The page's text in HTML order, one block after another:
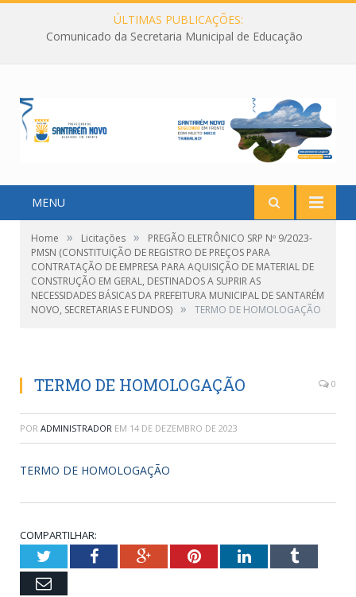
ÚLTIMAS PUBLICAÇÕES:
Comunicado da Secretaria Municipal de Educação
MENU
Home » Licitações »
PREGÃO ELETRÔNICO SRP Nº 9/2023-
PMSN (CONSTITUIÇÃO DE REGISTRO DE PREÇOS PARA
CONTRATAÇÃO DE EMPRESA PARA AQUISIÇÃO DE MATERIAL DE
CONSTRUÇÃO EM GERAL, DESTINADOS A SUPRIR AS
NECESSIDADES BÁSICAS DA PREFEITURA MUNICIPAL DE SANTARÉM
NOVO, SECRETARIAS E FUNDOS) » TERMO DE HOMOLOGAÇÃO
TERMO DE HOMOLOGAÇÃO 0
POR ADMINISTRADOR EM 14 DE DEZEMBRO DE 2023
TERMO DE HOMOLOGAÇÃO
COMPARTILHAR:
TwitterFacebookGoogle+PinterestLinkedInTumblr
Email